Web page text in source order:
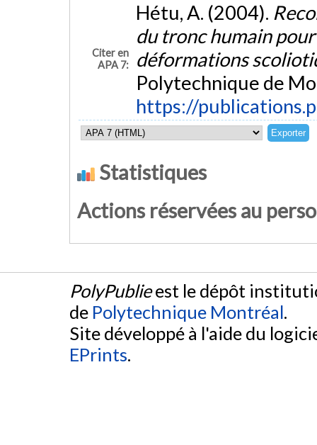
Citer en
APA 7:
Hétu, A. (2004).
du tronc humain
déformations
Polytechnique de
https://
Statistiques
Actions réservées au
PolyPublieest le dépôt
de Polytechnique Montréal.
Site développé à l'aide du
EPrints.